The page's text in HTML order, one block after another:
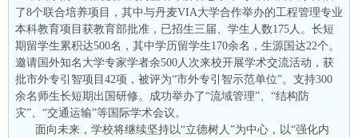
了8个联合培养项目，其中与丹麦VIA大学合作举办的工程管理专业
本科教育项目获教育部批准，已招生三届、学生人数175人。长短
期留学生累积达500名，其中学历留学生170余名，生源国达22个。
邀请国外知名大学专家学者余500人次来校开展学术交流活动，获
批市外专引智项目42项，被评为“市外专引智示范单位”。支持300
余名师生长短期出国研修。成功举办了“流域管理”、“结构防
灾”、“交通运输”等国际学术会议。
面向未来，学校将继续坚持以“立德树人”为中心，以“强化内